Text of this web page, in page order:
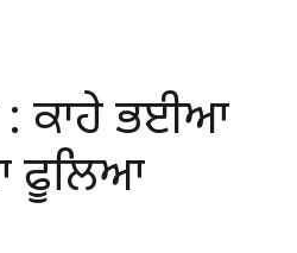
: ਕਾਹੇ ਭਈਆ
ਫੂਲਿਆ